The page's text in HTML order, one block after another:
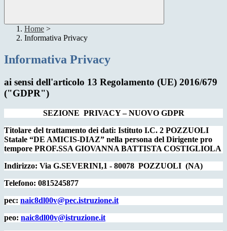
Home >
Informativa Privacy
Informativa Privacy
ai sensi dell'articolo 13 Regolamento (UE) 2016/679
("GDPR")
SEZIONE PRIVACY – NUOVO GDPR
Titolare del trattamento dei dati: Istituto I.C. 2 POZZUOLI
Statale “DE AMICIS-DIAZ” nella persona del Dirigente pro
tempore PROF.SSA GIOVANNA BATTISTA COSTIGLIOLA
Indirizzo: Via G.SEVERINI,1 - 80078 POZZUOLI (NA)
Telefono: 0815245877
pec: naic8dl00v@pec.istruzione.it
peo: naic8dl00v@istruzione.it